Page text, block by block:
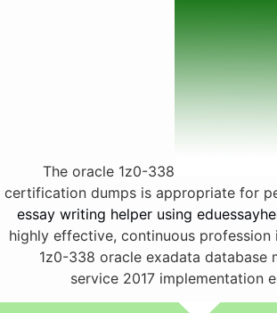
The oracle 1z0-338
certification dumps is appropriate for
essay writing helper using
highly effective, continuous profession
1z0-338 oracle exadata database
service 2017 implementation